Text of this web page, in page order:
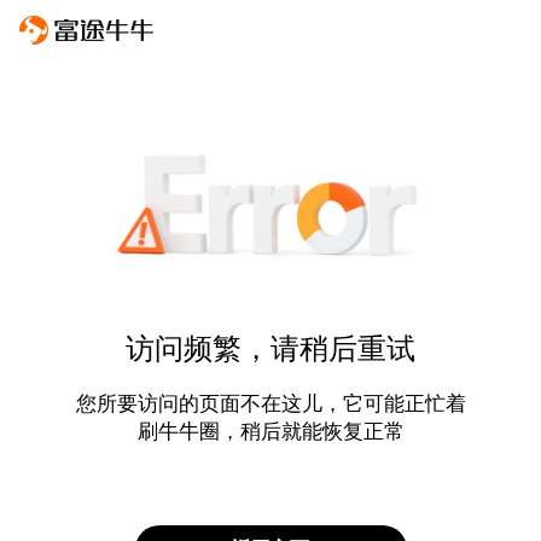
访问频繁，请稍后重试
您所要访问的页面不在这儿，它可能正忙着
刷牛牛圈，稍后就能恢复正常